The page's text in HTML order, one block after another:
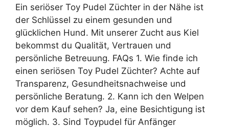
Ein seriöser Toy Pudel Züchter in der Nähe ist
der Schlüssel zu einem gesunden und
glücklichen Hund. Mit unserer Zucht aus Kiel
bekommst du Qualität, Vertrauen und
persönliche Betreuung. FAQs 1. Wie finde ich
einen seriösen Toy Pudel Züchter? Achte auf
Transparenz, Gesundheitsnachweise und
persönliche Beratung. 2. Kann ich den Welpen
vor dem Kauf sehen? Ja, eine Besichtigung ist
möglich. 3. Sind Toypudel für Anfänger